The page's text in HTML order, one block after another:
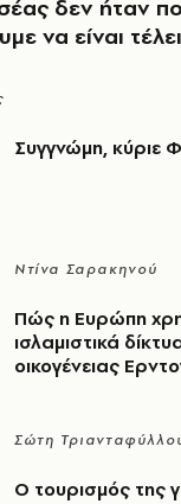
δεν ήταν
να είναι
Συγγνώμη, κύριε
Ντίνα Σαρακηνού
Πώς η Ευρώπη
ισλαμιστικά
οικογένειας
Σώτη
Ο τουρισμός της